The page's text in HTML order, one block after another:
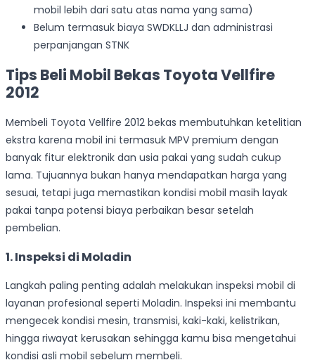
mobil lebih dari satu atas nama yang sama)
Belum termasuk biaya SWDKLLJ dan administrasi
perpanjangan STNK
Tips Beli Mobil Bekas Toyota Vellfire
2012
Membeli Toyota Vellfire 2012 bekas membutuhkan ketelitian
ekstra karena mobil ini termasuk MPV premium dengan
banyak fitur elektronik dan usia pakai yang sudah cukup
lama. Tujuannya bukan hanya mendapatkan harga yang
sesuai, tetapi juga memastikan kondisi mobil masih layak
pakai tanpa potensi biaya perbaikan besar setelah
pembelian.
1. Inspeksi di Moladin
Langkah paling penting adalah melakukan inspeksi mobil di
layanan profesional seperti Moladin. Inspeksi ini membantu
mengecek kondisi mesin, transmisi, kaki-kaki, kelistrikan,
hingga riwayat kerusakan sehingga kamu bisa mengetahui
kondisi asli mobil sebelum membeli.